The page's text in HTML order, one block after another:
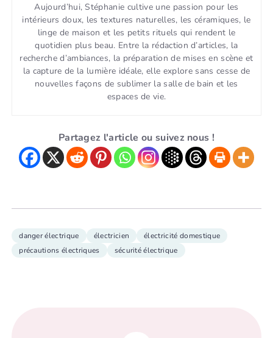
Aujourd’hui, Stéphanie cultive une passion pour les
intérieurs doux, les textures naturelles, les céramiques, le
linge de maison et les petits rituels qui rendent le
quotidien plus beau. Entre la rédaction d’articles, la
recherche d’ambiances, la préparation de mises en scène et
la capture de la lumière idéale, elle explore sans cesse de
nouvelles façons de sublimer la salle de bain et les
espaces de vie.
Partagez l'article ou suivez nous !
danger électrique électricien
électricité domestique
précautions électriques
sécurité électrique